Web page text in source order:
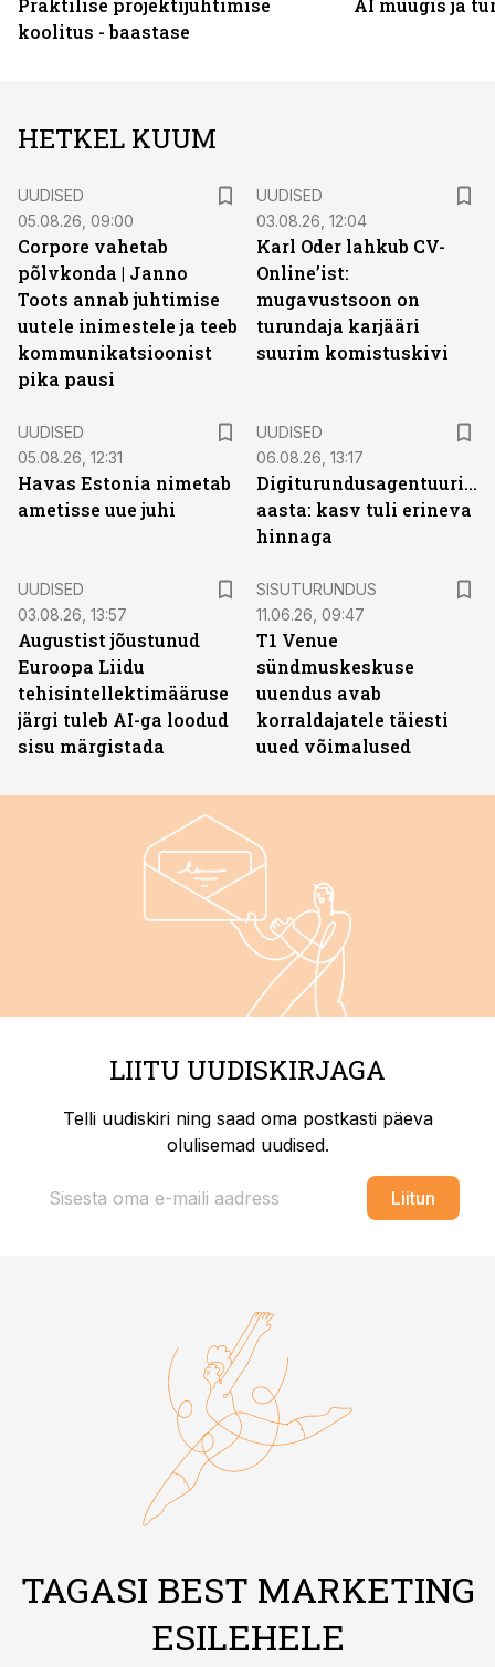
Praktilise projektijuhtimise
koolitus - baastase
AI müügis ja
HETKEL KUUM
UUDISED
05.08.26, 09:00
Corpore vahetab
põlvkonda | Janno
Toots annab juhtimise
uutele inimestele ja teeb
kommunikatsioonist
pika pausi
UUDISED
03.08.26, 12:04
Karl Oder lahkub CV-
Online’ist:
mugavustsoon on
turundaja karjääri
suurim komistuskivi
UUDISED
05.08.26, 12:31
Havas Estonia nimetab
ametisse uue juhi
UUDISED
06.08.26, 13:17
Digiturundusagentuuride
aasta: kasv tuli erineva
hinnaga
UUDISED
03.08.26, 13:57
Augustist jõustunud
Euroopa Liidu
tehisintellektimääruse
järgi tuleb AI-ga loodud
sisu märgistada
SISUTURUNDUS
11.06.26, 09:47
T1 Venue
sündmuskeskuse
uuendus avab
korraldajatele täiesti
uued võimalused
LIITU UUDISKIRJAGA
Telli uudiskiri ning saad oma postkasti päeva
olulisemad uudised.
Liitun
TAGASI BEST MARKETING
ESILEHELE